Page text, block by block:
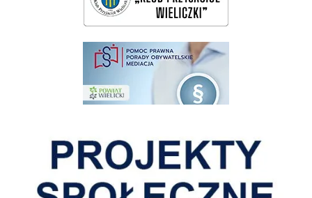
pomoc prawna wieliczka